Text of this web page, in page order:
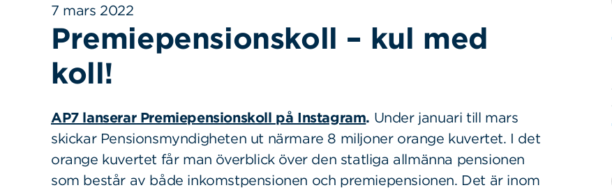
7 mars 2022
Premiepensionskoll – kul med
koll!
AP7 lanserar Premiepensionskoll på Instagram. Under januari till mars
skickar Pensionsmyndigheten ut närmare 8 miljoner orange kuvertet. I det
orange kuvertet får man överblick över den statliga allmänna pensionen
som består av både inkomstpensionen och premiepensionen. Det är inom